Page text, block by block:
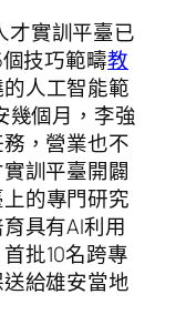
才實訓平臺已
技巧範疇教
人工智能範
幾個月，李強
，營業也不
訓平臺開闢
的專門研究
具有AI利用
批10名跨專
給雄安當地